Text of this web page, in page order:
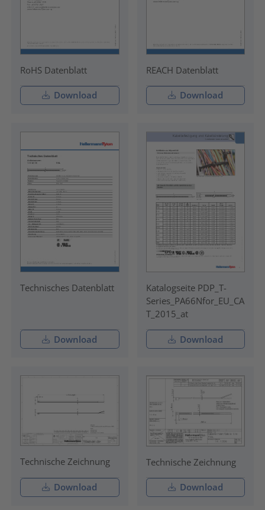
RoHS Datenblatt
Download
REACH Datenblatt
Download
Technisches Datenblatt
Download
Katalogseite PDP_T-
Series_PA66Nfor_EU_CA
T_2015_at
Download
Technische Zeichnung
Download
Technische Zeichnung
Download